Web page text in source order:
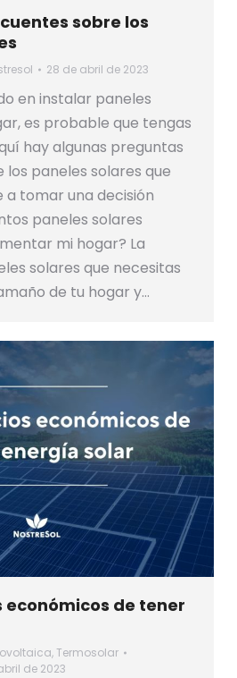
sobre los
28 de abril de 2023
en instalar paneles
es probable que tengas
hay algunas preguntas
paneles solares que
a tomar una decisión
paneles solares
mi hogar? La
solares que necesitas
de tu hogar y…
económicos de tener
,Termosolar
de 2023